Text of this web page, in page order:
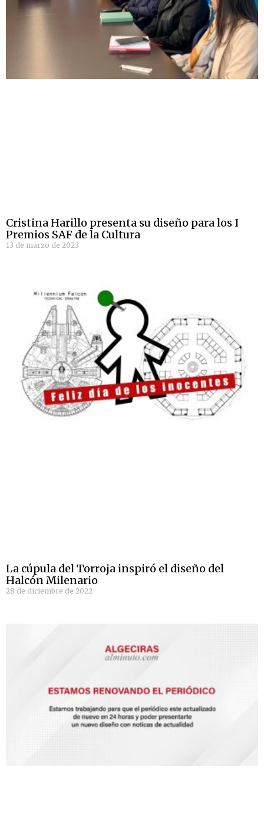
Cristina Harillo presenta su diseño para los I
Premios SAF de la Cultura
13 de marzo de 2023
La cúpula del Torroja inspiró el diseño del
Halcón Milenario
28 de diciembre de 2022